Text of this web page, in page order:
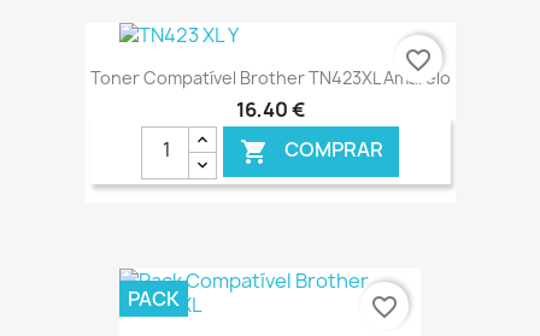
€ ONLINE
Toner Compatível Brother TN423XL Amarelo
16,40 €
 COMPRAR
€ ONLINE
favorite_border
PACK favorite_border